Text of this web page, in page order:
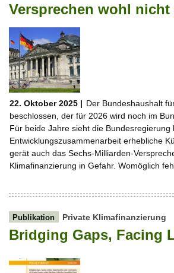
Versprechen wohl nicht
22. Oktober 2025 | Der Bundeshaushalt
beschlossen, der für 2026 wird noch im
Für beide Jahre sieht die Bundesregierung
Entwicklungszusammenarbeit erhebliche
gerät auch das Sechs-Milliarden-
Klimafinanzierung in Gefahr. Womöglich
Publikation Private Klimafinanzierung
Bridging Gaps, Facing